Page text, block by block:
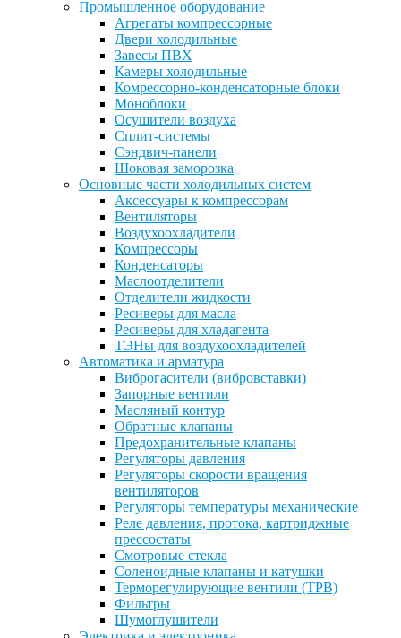
Промышленное оборудование
Агрегаты компрессорные
Двери холодильные
Завесы ПВХ
Камеры холодильные
Комрессорно-конденсаторные блоки
Моноблоки
Осушители воздуха
Сплит-системы
Сэндвич-панели
Шоковая заморозка
Основные части холодильных систем
Аксессуары к компрессорам
Вентиляторы
Воздухоохладители
Компрессоры
Конденсаторы
Маслоотделители
Отделители жидкости
Ресиверы для масла
Ресиверы для хладагента
ТЭНы для воздухоохладителей
Автоматика и арматура
Виброгасители (вибровставки)
Запорные вентили
Масляный контур
Обратные клапаны
Предохранительные клапаны
Регуляторы давления
Регуляторы скорости вращения
вентиляторов
Регуляторы температуры механические
Реле давления, протока, картриджные
прессостаты
Смотровые стекла
Соленоидные клапаны и катушки
Терморегулирующие вентили (ТРВ)
Фильтры
Шумоглушители